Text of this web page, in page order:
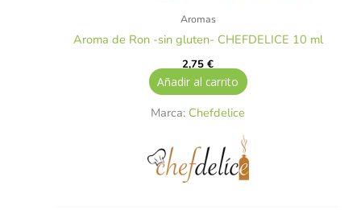
Aromas
Aroma de Ron -sin gluten- CHEFDELICE 10 ml
2,75€
Añadir al carrito
Marca: Chefdelice